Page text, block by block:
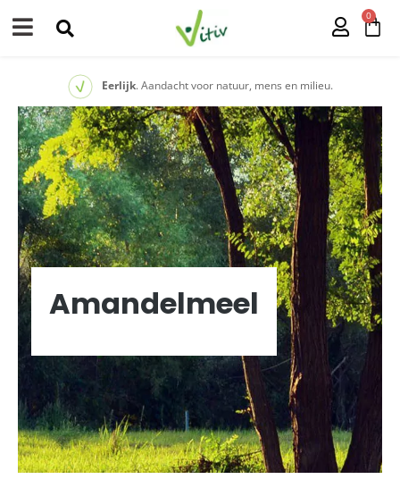
0
Eerlijk. Aandacht voor natuur, mens en milieu.
Amandelmeel